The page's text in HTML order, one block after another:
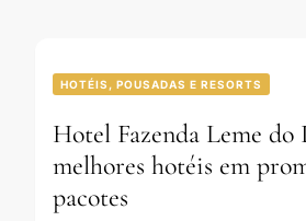
HOTÉIS, POUSADAS E RESORTS
Hotel Fazenda Leme do
melhores hotéis em
pacotes